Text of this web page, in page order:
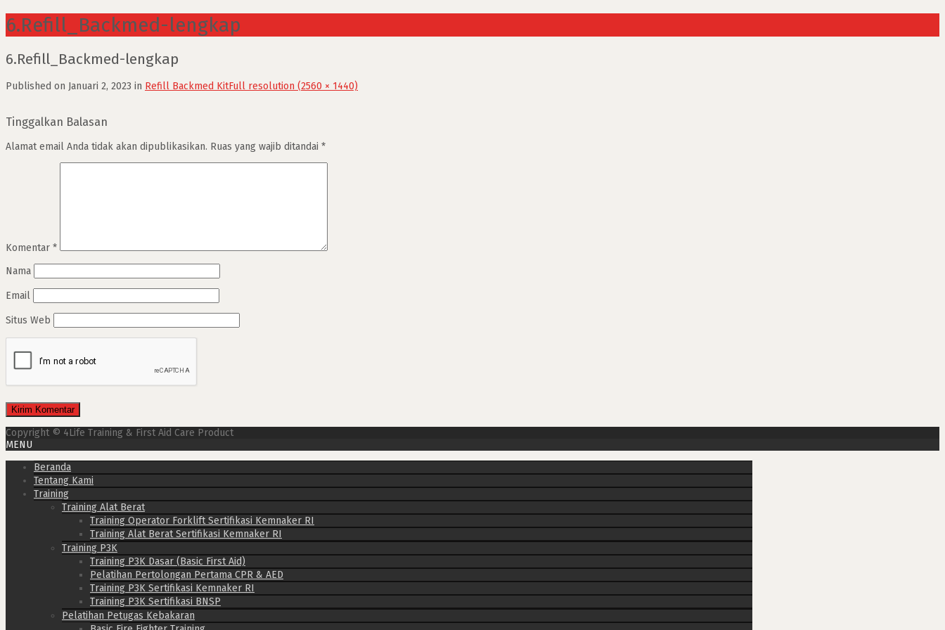
6.Refill_Backmed-lengkap
6.Refill_Backmed-lengkap
Published on Januari 2, 2023 in Refill Backmed KitFull resolution (2560 × 1440)
Tinggalkan Balasan
Alamat email Anda tidak akan dipublikasikan. Ruas yang wajib ditandai *
Komentar *
Nama
Email
Situs Web
Copyright © 4Life Training & First Aid Care Product
MENU
Beranda
Tentang Kami
Training
Training Alat Berat
Training Operator Forklift Sertifikasi Kemnaker RI
Training Alat Berat Sertifikasi Kemnaker RI
Training P3K
Training P3K Dasar (Basic First Aid)
Pelatihan Pertolongan Pertama CPR & AED
Training P3K Sertifikasi Kemnaker RI
Training P3K Sertifikasi BNSP
Pelatihan Petugas Kebakaran